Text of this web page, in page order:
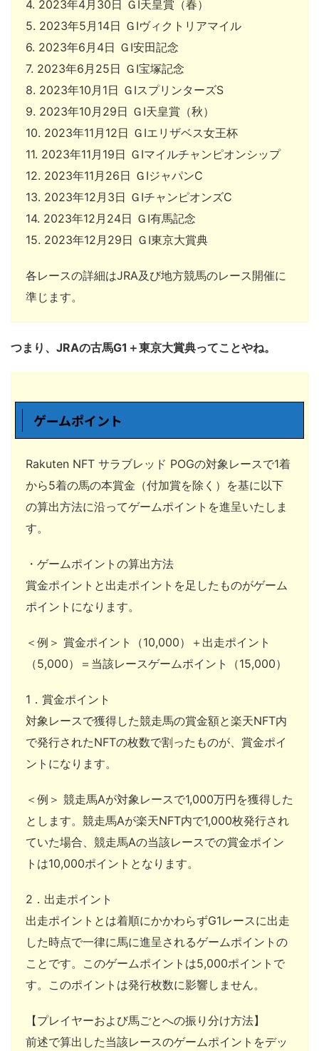
4. 2023年4月30日 ＧI天皇賞（春）
5. 2023年5月14日 ＧIヴィクトリアマイル
6. 2023年6月4日 ＧI安田記念
7. 2023年6月25日 ＧI宝塚記念
8. 2023年10月1日 ＧIスプリンターズS
9. 2023年10月29日 ＧI天皇賞（秋）
10. 2023年11月12日 ＧIエリザベス女王杯
11. 2023年11月19日 ＧIマイルチャンピオンシップ
12. 2023年11月26日 ＧIジャパンC
13. 2023年12月3日 ＧIチャンピオンズC
14. 2023年12月24日 ＧI有馬記念
15. 2023年12月29日 ＧI東京大賞典
各レースの詳細はJRA及び地方競馬のレース開催に
準じます。
つまり、JRAの古馬G1＋東京大賞典ってことやね。
ゲームポイント
Rakuten NFT サラブレッド POGの対象レースで1着
から5着の馬の本賞金（付加賞を除く）を基に以下
の算出方法に沿ってゲームポイントを進呈いたしま
す。
・ゲームポイントの算出方法
賞金ポイントと出走ポイントを足したものがゲーム
ポイントになります。
＜例＞ 賞金ポイント（10,000）＋出走ポイント
（5,000）＝当該レースゲームポイント（15,000）
1．賞金ポイント
対象レースで獲得した競走馬の賞金額と楽天NFT内
で発行されたNFTの枚数で割ったものが、賞金ポイ
ントになります。
＜例＞ 競走馬Aが対象レースで1,000万円を獲得した
とします。競走馬Aが楽天NFT内で1,000枚発行され
ていた場合、競走馬Aの当該レースでの賞金ポイン
トは10,000ポイントとなります。
2．出走ポイント
出走ポイントとは着順にかかわらずG1レースに出走
した時点で一律に馬に進呈されるゲームポイントの
ことです。このゲームポイントは5,000ポイントで
す。このポイントは発行枚数に影響しません。
【プレイヤーおよび馬ごとへの振り分け方法】
前述で算出した当該レースのゲームポイントをデッ